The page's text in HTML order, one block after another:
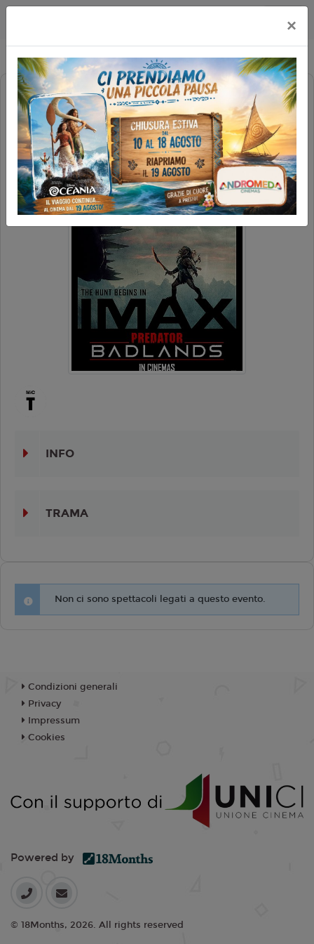
PREDATOR: BADLANDS - 2D IMAX
IMAX
INFO
TRAMA
Non ci sono spettacoli legati a questo evento.
×
Condizioni generali
Privacy
Impressum
Cookies
Powered by
© 18Months, 2026. All rights reserved